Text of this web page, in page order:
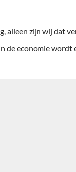
alleen zijn wij dat
economie wordt